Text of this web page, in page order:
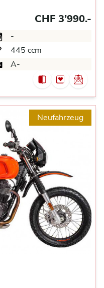
CHF 3’990.-
-
445 ccm
A-
Neufahrzeug